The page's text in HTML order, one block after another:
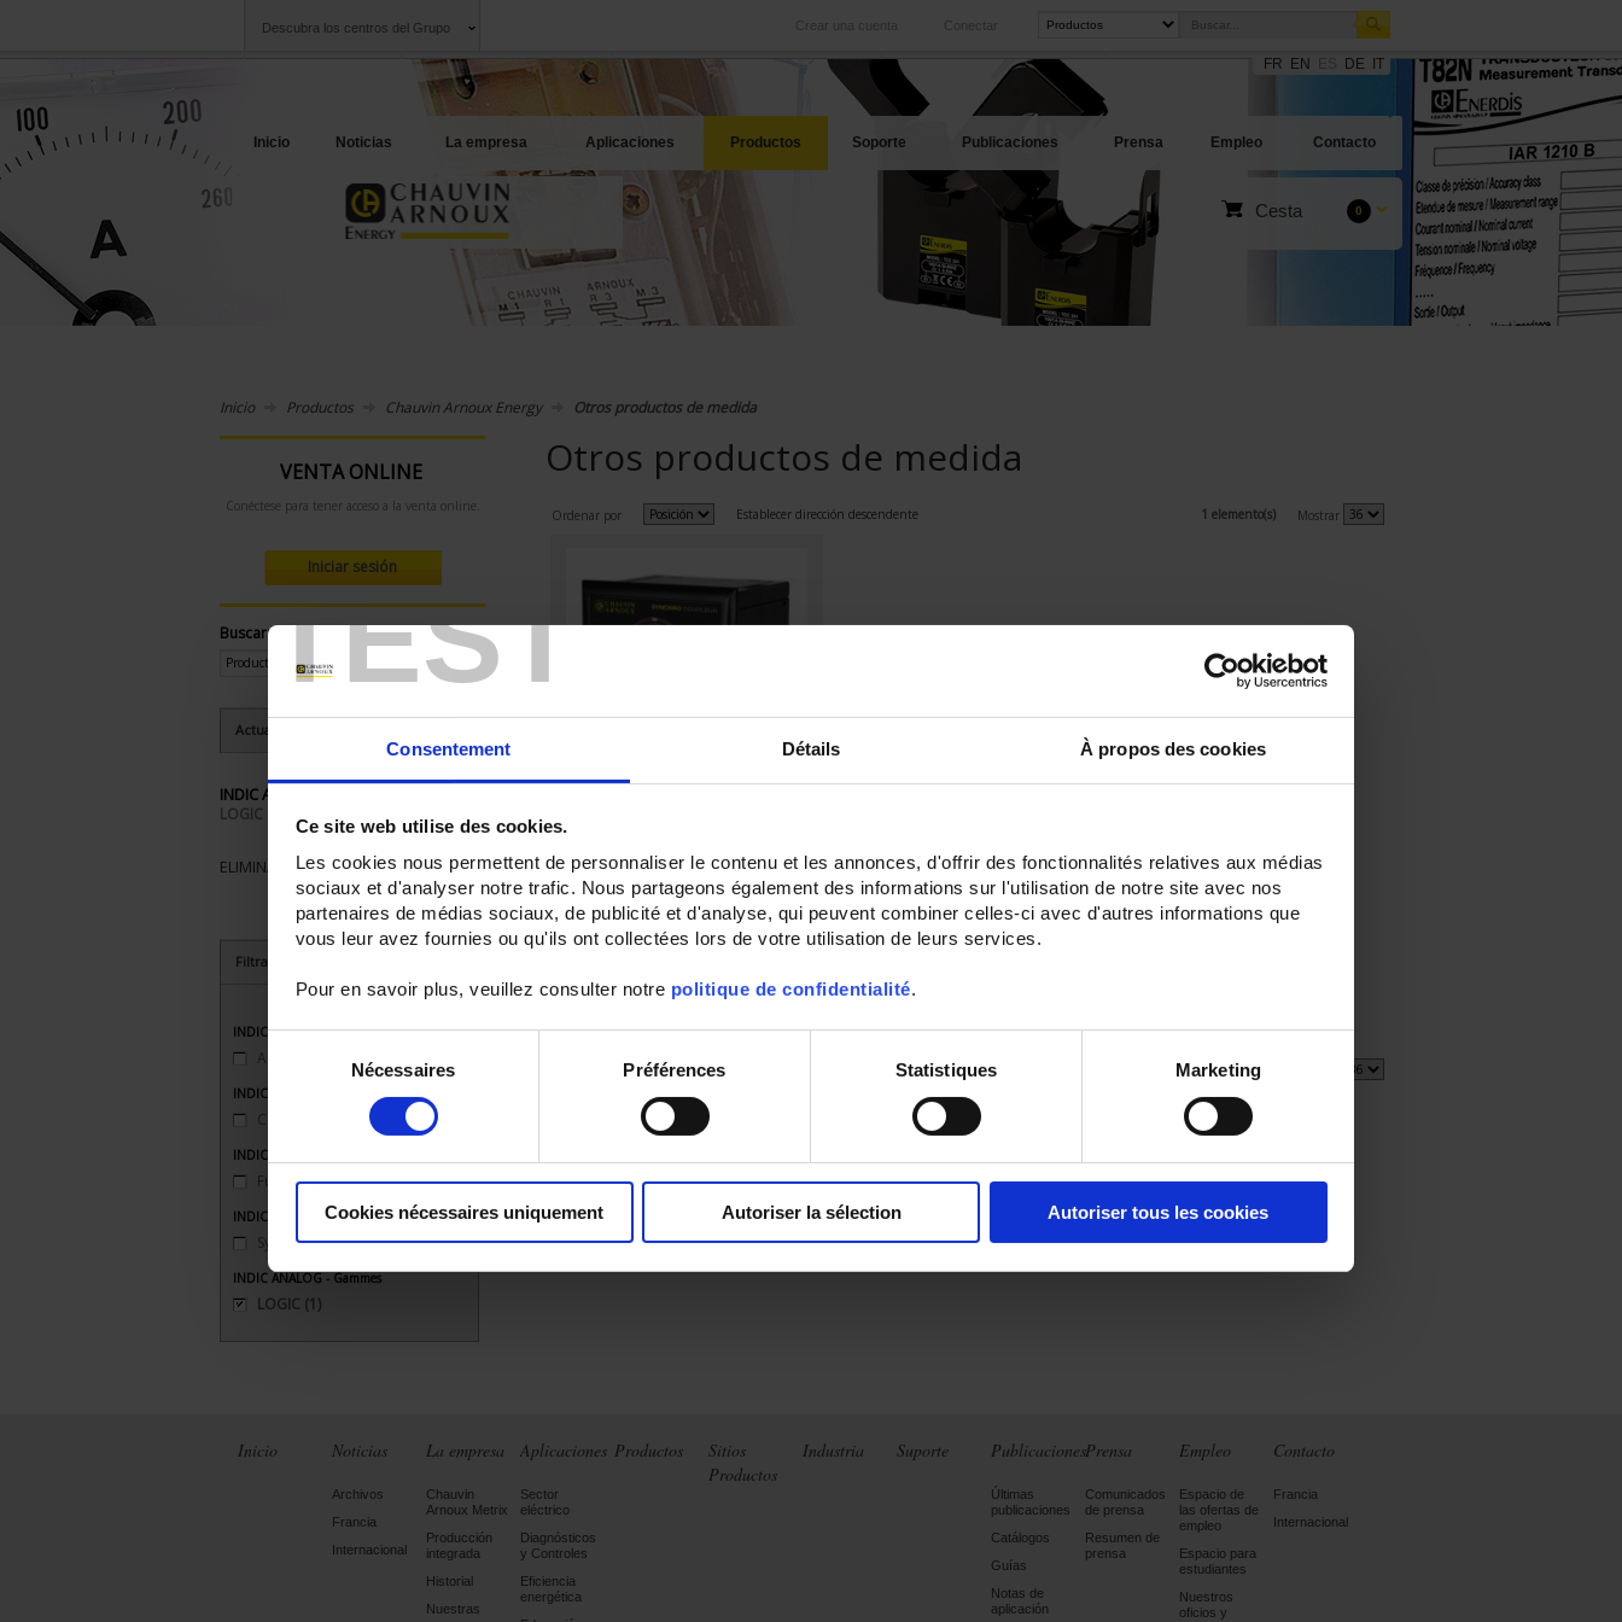
TEST
Consentement Détails À propos des cookies
Ce site web utilise des cookies.
Les cookies nous permettent de personnaliser le contenu et les annonces, d'offrir des fonctionnalités relatives aux médias
sociaux et d'analyser notre trafic. Nous partageons également des informations sur l'utilisation de notre site avec nos
partenaires de médias sociaux, de publicité et d'analyse, qui peuvent combiner celles-ci avec d'autres informations que
vous leur avez fournies ou qu'ils ont collectées lors de votre utilisation de leurs services.
Pour en savoir plus, veuillez consulter notre politique de confidentialité.
consentement
Nécessaires Préférences Statistiques Marketing
Cookies nécessaires uniquement Autoriser la sélection Autoriser tous les cookies
Descubra los centros del Grupo Conectar
Crear una cuenta
Sociedades
Una oferta a su servicio
Internacional
Nuestras filiales en el extranjero
Sitios web productos
Nuestras mejores ofertas
FR EN DE IT
Inicio Noticias La empresa Aplicaciones Productos Soporte Publicaciones Prensa Empleo Contacto
Cesta 0
Inicio Productos Chauvin Arnoux Energy Otros productos de medida
VENTA ONLINE
Conéctese para tener acceso a la venta online.
Iniciar sesión
Buscar:
Actualmente comprando por:
INDIC ANALOG - Gammes:
LOGIC
ELIMINAR TODO
Filtrar los productos por criterio
INDIC ANALOG - Usage
Applications courantes
INDIC ANALOG - Format
Carré 96 x 96
INDIC ANALOG - Type de fut (Découpe)
Fut carré (DIN)(1)
INDIC ANALOG - Fonctions
Synchronisation(1)
INDIC ANALOG - Gammes
LOGIC (1)
Otros productos de medida
Ordenar por Establecer dirección descendente 1 elemento(s) Mostrar
formato 96 x 96
Establecer dirección descendente 1 elemento(s)
Inicio Noticias
Archivos
Francia
Internacional
La empresa
Chauvin
Arnoux Metrix
Producción
integrada
Historial
Nuestras
Aplicaciones
Sector
eléctrico
Diagnósticos
y Controles
Eficiencia
energética
Productos
Sitios
Productos
Industria Suporte Publicaciones
Últimas
publicaciones
Catálogos
Guías
Notas de
aplicación
Prensa
Comunicados
de prensa
Resumen de
prensa
Empleo
Espacio de
las ofertas de
empleo
Espacio para
estudiantes
Nuestros
oficios y
Contacto
Francia
Internacional